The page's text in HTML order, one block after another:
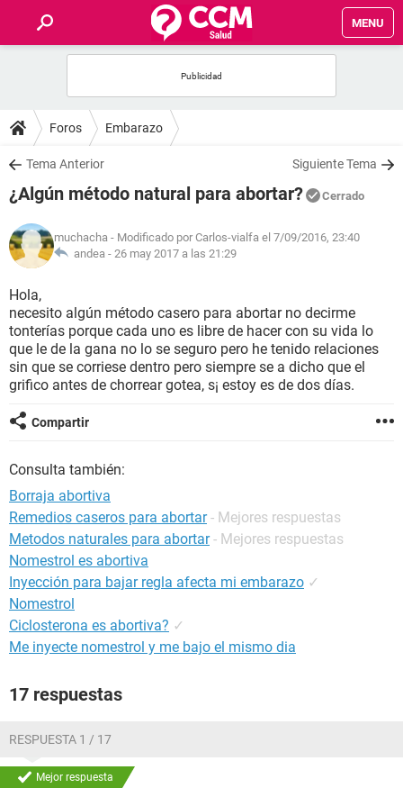
MENU
FOROS
SALUD
FAMILIA
NUTRICIÓN
BIENESTAR
SEXUALIDAD
GLOSARIO
Foros Embarazo
Tema Anterior Siguiente Tema
¿Algún método natural para abortar? Cerrado
muchacha - Modificado por Carlos-vialfa el 7/09/2016, 23:40
andea - 26 may 2017 a las 21:29
Hola,
necesito algún método casero para abortar no decirme
tonterías porque cada uno es libre de hacer con su vida lo
que le de la gana no lo se seguro pero he tenido relaciones
sin que se corriese dentro pero siempre se a dicho que el
grifico antes de chorrear gotea, s¡ estoy es de dos días.
Compartir
Consulta también:
Borraja abortiva
Remedios caseros para abortar - Mejores respuestas
Metodos naturales para abortar - Mejores respuestas
Nomestrol es abortiva
Inyección para bajar regla afecta mi embarazo ✓
Nomestrol
Ciclosterona es abortiva? ✓
Me inyecte nomestrol y me bajo el mismo dia
17 respuestas
RESPUESTA 1 / 17
Mejor respuesta